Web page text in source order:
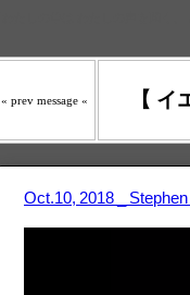
« prev message « 【
Oct.10, 2018 _